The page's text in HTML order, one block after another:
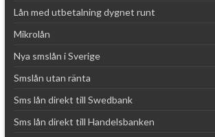
Lån med utbetalning dygnet runt
Mikrolån
Nya smslån i Sverige
Smslån utan ränta
Sms lån direkt till Swedbank
Sms lån direkt till Handelsbanken